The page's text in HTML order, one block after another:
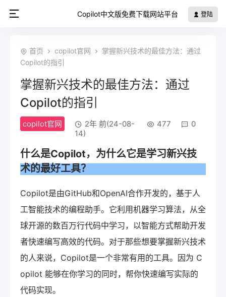
Copilot中文版免费下载网站平台 登陆
首页 copilot官网
掌握新兴技术的最佳方法：通过
Copilot的指引
掌握新兴技术的最佳方法：通过
Copilot的指引
copilot官网
2年 前(24-08-
14)
477 0
什么是Copilot，为什么它是学习新兴技
术的最好工具？
Copilot是由GitHub和OpenAI合作开发的，基于人
工智能技术的编程助手。它利用机器学习算法，从全
球开源的数百万行代码中学习，以智能方式帮助开发
者快速编写高效的代码。对于那些想要掌握新兴技术
的人来说，Copilot是一个非常有用的工具。因为 C
opilot 能够在你学习的同时，帮你快速编写实际的
代码实现。